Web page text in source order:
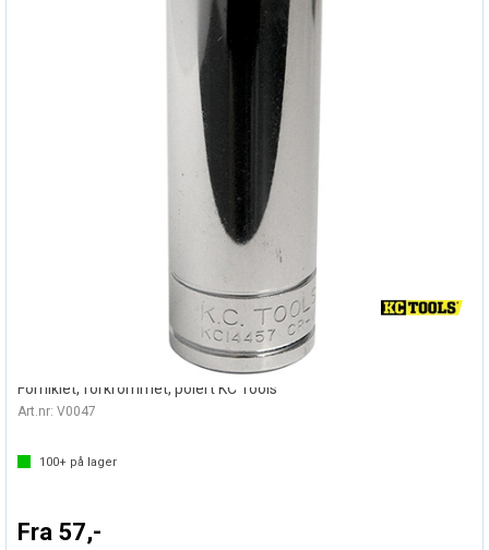
PIPE LANG 3/8" TOLVKANT - METRISK
Forniklet, forkrommet, polert KC Tools
Art.nr: V0047
100+ på lager
Fra 57,-